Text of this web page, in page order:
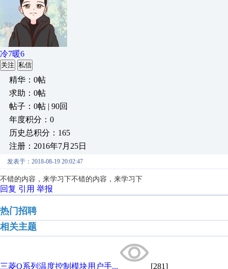
冷7暖6
关注 私信
精华：0帖
求助：0帖
帖子：0帖 | 90回
年度积分：0
历史总积分：165
注册：2016年7月25日
发表于：2018-08-19 20:02:47
不错的内容，来学习下不错的内容，来学习下
回复 引用 举报
热门招聘
相关主题
三菱Q系列温度控制模块用户手... [281]